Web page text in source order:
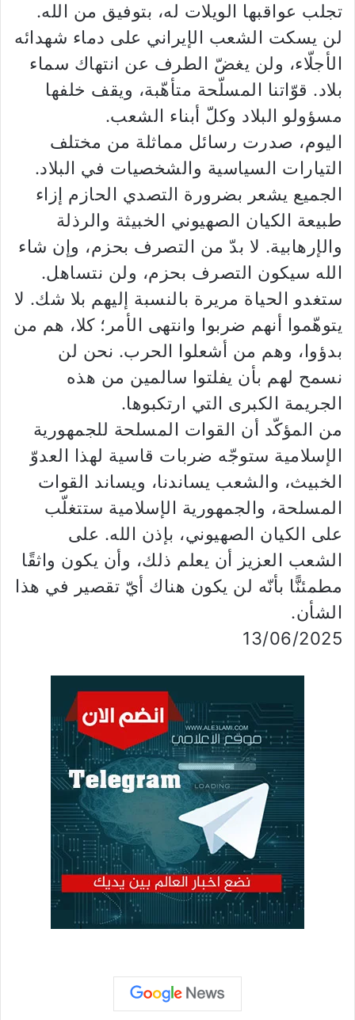
تجلب عواقبها الويلات له، بتوفيق من الله.
لن يسكت الشعب الإيراني على دماء شهدائه
الأجلّاء، ولن يغضّ الطرف عن انتهاك سماء
بلاد. قوّاتنا المسلّحة متأهّبة، ويقف خلفها
مسؤولو البلاد وكلّ أبناء الشعب.
اليوم، صدرت رسائل مماثلة من مختلف
التيارات السياسية والشخصيات في البلاد.
الجميع يشعر بضرورة التصدي الحازم إزاء
طبيعة الكيان الصهيوني الخبيثة والرذلة
والإرهابية. لا بدّ من التصرف بحزم، وإن شاء
الله سيكون التصرف بحزم، ولن نتساهل.
ستغدو الحياة مريرة بالنسبة إليهم بلا شك. لا
يتوهّموا أنهم ضربوا وانتهى الأمر؛ كلا، هم من
بدؤوا، وهم من أشعلوا الحرب. نحن لن
نسمح لهم بأن يفلتوا سالمين من هذه
الجريمة الكبرى التي ارتكبوها.
من المؤكّد أن القوات المسلحة للجمهورية
الإسلامية ستوجّه ضربات قاسية لهذا العدوّ
الخبيث، والشعب يساندنا، ويساند القوات
المسلحة، والجمهورية الإسلامية ستتغلّب
على الكيان الصهيوني، بإذن الله. على
الشعب العزيز أن يعلم ذلك، وأن يكون واثقًا
مطمئنًّا بأنّه لن يكون هناك أيّ تقصير في هذا
الشأن.
13/06/2025